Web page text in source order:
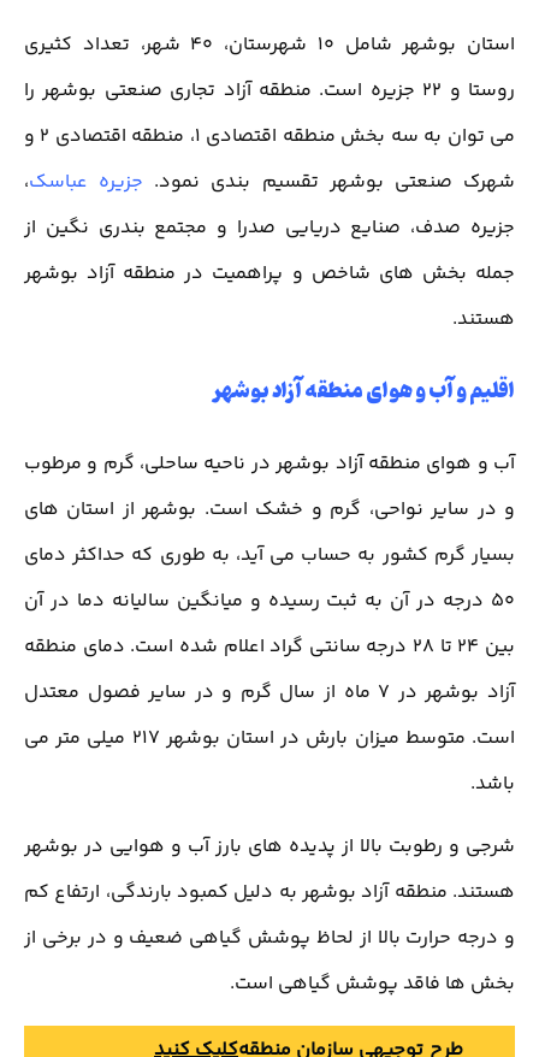
استان بوشهر شامل 10 شهرستان، 40 شهر، تعداد کثیری
روستا و 22 جزیره است. منطقه آزاد تجاری صنعتی بوشهر را
می توان به سه بخش منطقه اقتصادی 1، منطقه اقتصادی 2 و
شهرک صنعتی بوشهر تقسیم بندی نمود. جزیره عباسک،
جزیره صدف، صنایع دریایی صدرا و مجتمع بندری نگین از
جمله بخش های شاخص و پراهمیت در منطقه آزاد بوشهر
هستند.
اقلیم و آب و هوای منطقه آزاد بوشهر
آب و هوای منطقه آزاد بوشهر در ناحیه ساحلی، گرم و مرطوب
و در سایر نواحی، گرم و خشک است. بوشهر از استان های
بسیار گرم کشور به حساب می آید، به طوری که حداکثر دمای
50 درجه در آن به ثبت رسیده و میانگین سالیانه دما در آن
بین 24 تا 28 درجه سانتی گراد اعلام شده است. دمای منطقه
آزاد بوشهر در 7 ماه از سال گرم و در سایر فصول معتدل
است. متوسط میزان بارش در استان بوشهر 217 میلی متر می
باشد.
شرجی و رطوبت بالا از پدیده های بارز آب و هوایی در بوشهر
هستند. منطقه آزاد بوشهر به دلیل کمبود بارندگی، ارتفاع کم
و درجه حرارت بالا از لحاظ پوشش گیاهی ضعیف و در برخی از
بخش ها فاقد پوشش گیاهی است.
کلیک کنیدطرح توجیهی سازمان منطقه